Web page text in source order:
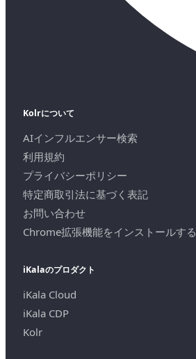
Kolrについて
AIインフルエンサー検索
利用規約
プライバシーポリシー
特定商取引法に基づく表記
お問い合わせ
Chrome拡張機能をインストールする
iKalaのプロダクト
iKala Cloud
iKala CDP
Kolr